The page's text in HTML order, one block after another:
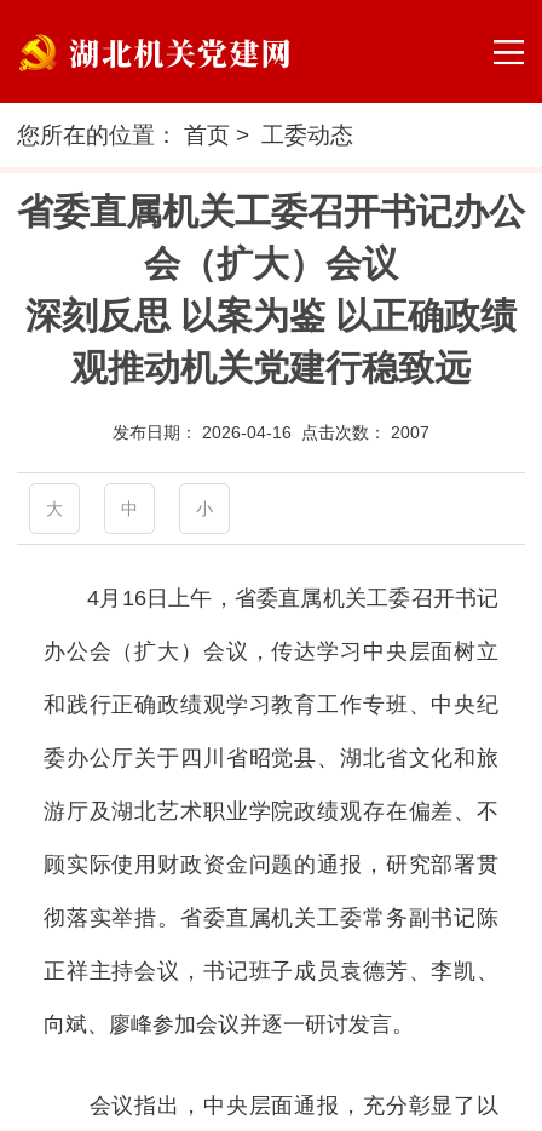
您所在的位置：首页 > 工委动态
省委直属机关工委召开书记办公
会（扩大）会议
深刻反思 以案为鉴 以正确政绩
观推动机关党建行稳致远
发布日期： 2026-04-16 点击次数： 2007
大 中 小
4月16日上午，省委直属机关工委召开书记
办公会（扩大）会议，传达学习中央层面树立
和践行正确政绩观学习教育工作专班、中央纪
委办公厅关于四川省昭觉县、湖北省文化和旅
游厅及湖北艺术职业学院政绩观存在偏差、不
顾实际使用财政资金问题的通报，研究部署贯
彻落实举措。省委直属机关工委常务副书记陈
正祥主持会议，书记班子成员袁德芳、李凯、
向斌、廖峰参加会议并逐一研讨发言。
会议指出，中央层面通报，充分彰显了以